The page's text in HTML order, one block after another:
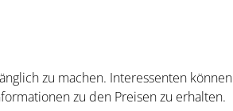
zu machen. Interessenten können
zu den Preisen zu erhalten.